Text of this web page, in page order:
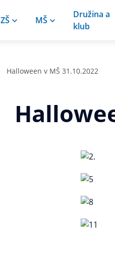
ZŠ MŠ
Družina a
klub
Halloween v MŠ 31.10.2022